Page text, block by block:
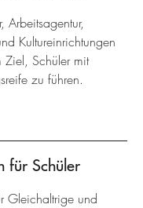
Arbeitsagentur,
Kultureinrichtungen
Ziel, Schüler mit
zu führen.
für Schüler
Gleichaltrige und